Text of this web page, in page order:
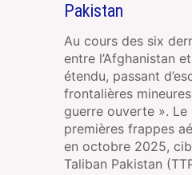
Pakistan
Au cours des six
entre l’Afghanistan
étendu, passant
frontalières
guerre ouverte ». Le
premières frappes
en octobre 2025,
Taliban Pakistan